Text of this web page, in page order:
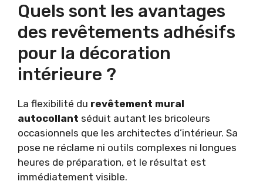
Quels sont les avantages
des revêtements adhésifs
pour la décoration
intérieure ?
La flexibilité du revêtement mural
autocollant séduit autant les bricoleurs
occasionnels que les architectes d’intérieur. Sa
pose ne réclame ni outils complexes ni longues
heures de préparation, et le résultat est
immédiatement visible.